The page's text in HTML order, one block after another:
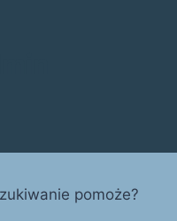
pomoże?